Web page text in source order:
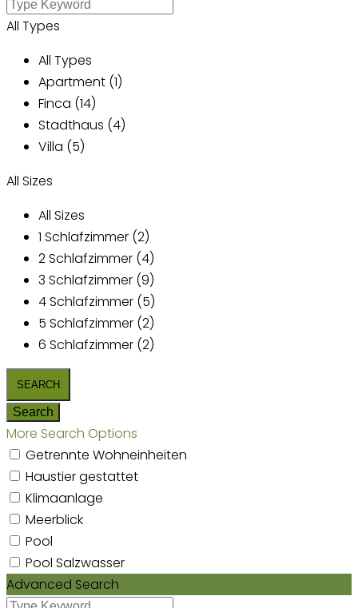
All Types
All Types
Apartment (1)
Finca (14)
Stadthaus (4)
Villa (5)
All Sizes
All Sizes
1 Schlafzimmer (2)
2 Schlafzimmer (4)
3 Schlafzimmer (9)
4 Schlafzimmer (5)
5 Schlafzimmer (2)
6 Schlafzimmer (2)
More Search Options
Getrennte Wohneinheiten
Haustier gestattet
Klimaanlage
Meerblick
Pool
Pool Salzwasser
Advanced Search